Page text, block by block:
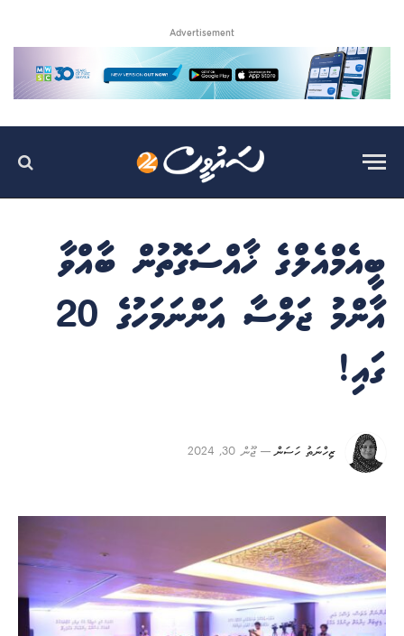
Advertisement
ބީއެމްއެލްގެ ޚާއްސަގޮތުން ބާއްވާ
އާންމު ޖަލްސާ އަންނަމަހުގެ 20
ގައި!
ޒިހްނަތު ހަސަން ޖޫން 30, 2024